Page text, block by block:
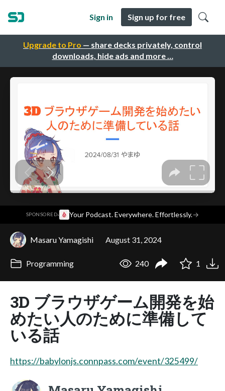
Upgrade to Pro — share decks privately, control
downloads, hide ads and more …
Sign in Sign up for free
SPONSORED· Your Podcast. Everywhere. Effortlessly.→
Masaru Yamagishi August 31, 2024
Programming 240 1
3D ブラウザゲーム開発を始
めたい人のために準備して
いる話
https://babylonjs.connpass.com/event/325499/